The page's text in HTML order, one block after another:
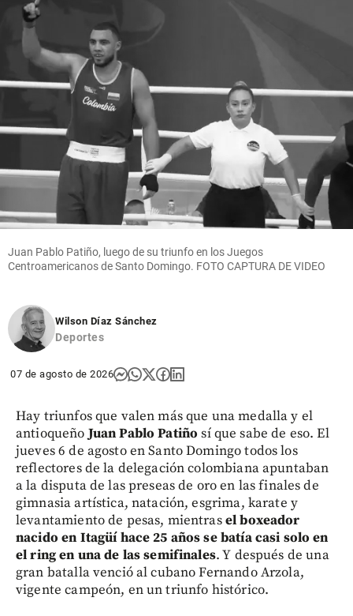
Juan Pablo Patiño, luego de su triunfo en los Juegos
Centroamericanos de Santo Domingo. FOTO CAPTURA DE VIDEO
Wilson Díaz Sánchez
Deportes
07 de agosto de 2026
Hay triunfos que valen más que una medalla y el
antioqueñoJuan Pablo Patiño sí que sabe de eso. El
jueves 6 de agosto en Santo Domingo todos los
reflectores de la delegación colombiana apuntaban
a la disputa de las preseas de oro en las finales de
gimnasia artística, natación, esgrima, karate y
levantamiento de pesas, mientrasel boxeador
nacido en Itagüí hace 25 años se batía casi solo en
el ring en una de las semifinales. Y después de una
gran batalla venció al cubano Fernando Arzola,
vigente campeón, en un triunfo histórico.